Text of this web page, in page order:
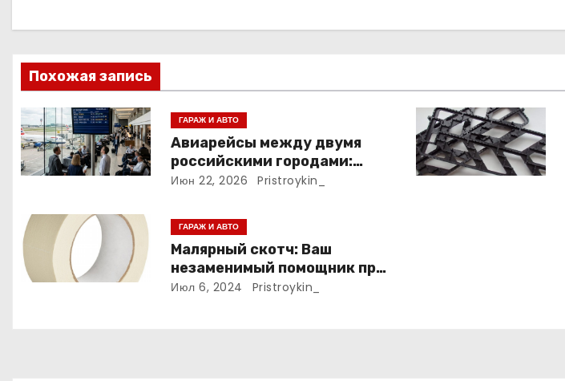
а
ц
и
я
п
з
а
Похожая запись
ГАРАЖ И АВТО
Авиарейсы между двумя
российскими городами:
расписание, доступность
Июн 22, 2026 Pristroykin_
ГАРАЖ И АВТО
Малярный скотч: Ваш
незаменимый помощник при
ремонтных работах
Июл 6, 2024 Pristroykin_